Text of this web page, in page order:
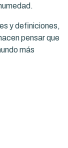
y definiciones,
pensar que
más